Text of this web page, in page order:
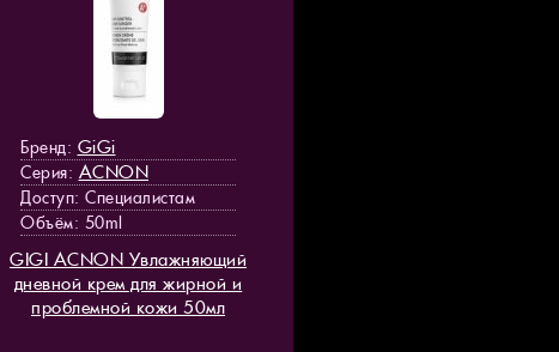
Бренд: GiGi
Серия: ACNON
Доступ: Специалистам
Объём: 50ml
GIGI ACNON Увлажняющий
дневной крем для жирной и
проблемной кожи 50мл